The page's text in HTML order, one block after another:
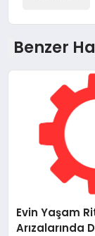
Benzer
Evin Yaşam
Arızalarında